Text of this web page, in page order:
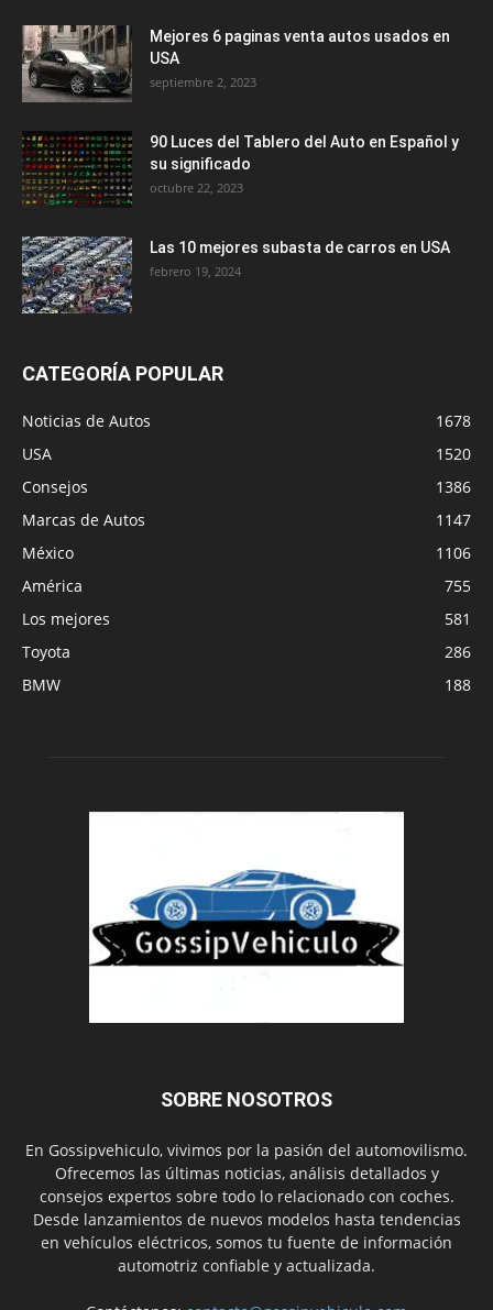
Mejores 6 paginas venta autos usados en
USA
septiembre 2, 2023
90 Luces del Tablero del Auto en Español y
su significado
octubre 22, 2023
Las 10 mejores subasta de carros en USA
febrero 19, 2024
CATEGORÍA POPULAR
Noticias de Autos
1678
USA
1520
Consejos
1386
Marcas de Autos
1147
México
1106
América
755
Los mejores
581
Toyota
286
BMW
188
SOBRE NOSOTROS
En Gossipvehiculo, vivimos por la pasión del automovilismo.
Ofrecemos las últimas noticias, análisis detallados y
consejos expertos sobre todo lo relacionado con coches.
Desde lanzamientos de nuevos modelos hasta tendencias
en vehículos eléctricos, somos tu fuente de información
automotriz confiable y actualizada.